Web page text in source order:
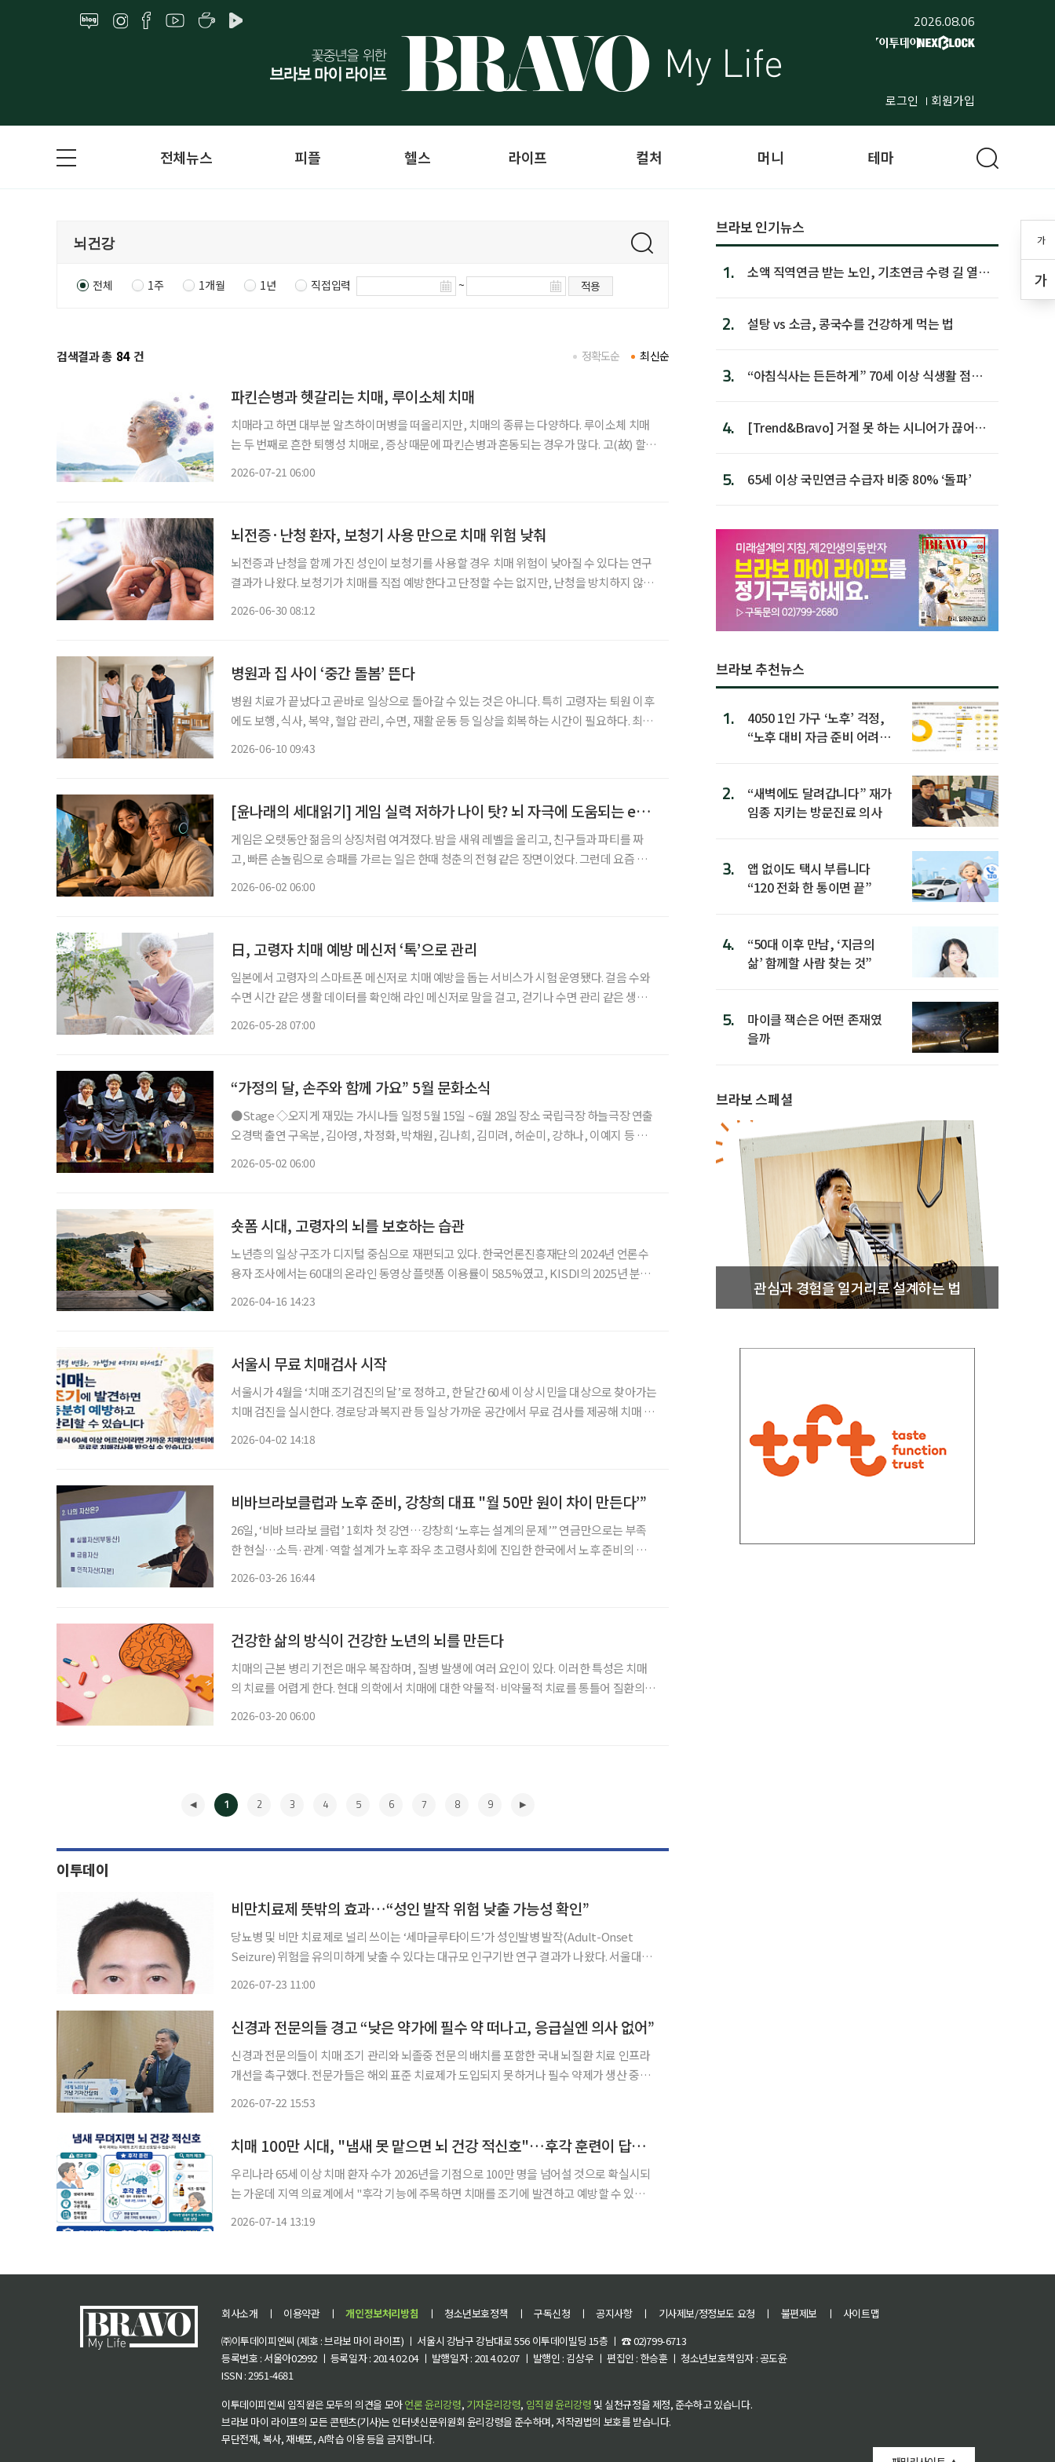
2026.08.06
로그인 회원가입
가
가
전체뉴스 피플 헬스 라이프 컬처 머니 테마
전체 1주 1개월 1년 직접입력 ~ 적용
검색결과 총 84 건 최신순
정확도순
파킨슨병과 헷갈리는 치매, 루이소체 치매
치매라고 하면 대부분 알츠하이머병을 떠올리지만, 치매의 종류는 다양하다. 루이소체 치매
는 두 번째로 흔한 퇴행성 치매로, 증상 때문에 파킨슨병과 혼동되는 경우가 많다. 고(故) 할리
2026-07-21 06:00
뇌전증·난청 환자, 보청기 사용 만으로 치매 위험 낮춰
뇌전증과 난청을 함께 가진 성인이 보청기를 사용할 경우 치매 위험이 낮아질 수 있다는 연구
결과가 나왔다. 보청기가 치매를 직접 예방한다고 단정할 수는 없지만, 난청을 방치하지 않는
2026-06-30 08:12
병원과 집 사이 ‘중간 돌봄’ 뜬다
병원 치료가 끝났다고 곧바로 일상으로 돌아갈 수 있는 것은 아니다. 특히 고령자는 퇴원 이후
에도 보행, 식사, 복약, 혈압 관리, 수면, 재활 운동 등 일상을 회복하는 시간이 필요하다. 최근
2026-06-10 09:43
[윤나래의 세대읽기] 게임 실력 저하가 나이 탓? 뇌 자극에 도움되는 e스포츠
게임은 오랫동안 젊음의 상징처럼 여겨졌다. 밤을 새워 레벨을 올리고, 친구들과 파티를 짜
고, 빠른 손놀림으로 승패를 가르는 일은 한때 청춘의 전형 같은 장면이었다. 그런데 요즘 게
2026-06-02 06:00
日, 고령자 치매 예방 메신저 ‘톡’으로 관리
일본에서 고령자의 스마트폰 메신저로 치매 예방을 돕는 서비스가 시험 운영됐다. 걸음 수와
수면 시간 같은 생활 데이터를 확인해 라인 메신저로 말을 걸고, 걷기나 수면 관리 같은 생활
2026-05-28 07:00
“가정의 달, 손주와 함께 가요” 5월 문화소식
●Stage ◇오지게 재밌는 가시나들 일정 5월 15일 ~ 6월 28일 장소 국립극장 하늘극장 연출
오경택 출연 구옥분, 김아영, 차정화, 박채원, 김나희, 김미려, 허순미, 강하나, 이예지 등 뮤
2026-05-02 06:00
숏폼 시대, 고령자의 뇌를 보호하는 습관
노년층의 일상 구조가 디지털 중심으로 재편되고 있다. 한국언론진흥재단의 2024년 언론수
용자 조사에서는 60대의 온라인 동영상 플랫폼 이용률이 58.5%였고, KISDI의 2025년 분석
2026-04-16 14:23
서울시 무료 치매검사 시작
서울시가 4월을 ‘치매 조기검진의 달’로 정하고, 한 달간 60세 이상 시민을 대상으로 찾아가는
치매 검진을 실시한다. 경로당과 복지관 등 일상 가까운 공간에서 무료 검사를 제공해 치매 예
2026-04-02 14:18
비바브라보클럽과 노후 준비, 강창희 대표 "월 50만 원이 차이 만든다’”
26일, ‘비바 브라보 클럽’ 1회차 첫 강연…강창희 ‘노후는 설계의 문제’” 연금만으로는 부족
한 현실…소득·관계·역할 설계가 노후 좌우 초고령사회에 진입한 한국에서 노후 준비의 기
2026-03-26 16:44
건강한 삶의 방식이 건강한 노년의 뇌를 만든다
치매의 근본 병리 기전은 매우 복잡하며, 질병 발생에 여러 요인이 있다. 이러한 특성은 치매
의 치료를 어렵게 한다. 현대 의학에서 치매에 대한 약물적·비약물적 치료를 통틀어 질환의
2026-03-20 06:00
1 2 3 4 5 6 7 8 9
이투데이
비만치료제 뜻밖의 효과…“성인 발작 위험 낮출 가능성 확인”
당뇨병 및 비만 치료제로 널리 쓰이는 ‘세마글루타이드’가 성인발병 발작(Adult-Onset
Seizure) 위험을 유의미하게 낮출 수 있다는 대규모 인구기반 연구 결과가 나왔다. 서울대병
2026-07-23 11:00
신경과 전문의들 경고 “낮은 약가에 필수 약 떠나고, 응급실엔 의사 없어”
신경과 전문의들이 치매 조기 관리와 뇌졸중 전문의 배치를 포함한 국내 뇌질환 치료 인프라
개선을 촉구했다. 전문가들은 해외 표준 치료제가 도입되지 못하거나 필수 약제가 생산 중단
2026-07-22 15:53
치매 100만 시대, "냄새 못 맡으면 뇌 건강 적신호"…후각 훈련이 답이다
우리나라 65세 이상 치매 환자 수가 2026년을 기점으로 100만 명을 넘어설 것으로 확실시되
는 가운데 지역 의료계에서 "후각 기능에 주목하면 치매를 조기에 발견하고 예방할 수 있
2026-07-14 13:19
브라보 인기뉴스
1.
소액 직역연금 받는 노인, 기초연금 수령 길 열린
2. 설탕 vs 소금, 콩국수를 건강하게 먹는 법
3.
“아침식사는 든든하게” 70세 이상 식생활 점수
4.
[Trend&Bravo] 거절 못 하는 시니어가 끊어야
5. 65세 이상 국민연금 수급자 비중 80% ‘돌파’
브라보 추천뉴스
1.
4050 1인 가구 ‘노후’ 걱정,
“노후 대비 자금 준비 어려
2.
“새벽에도 달려갑니다” 재가
임종 지키는 방문진료 의사
3.
앱 없이도 택시 부릅니다
“120 전화 한 통이면 끝”
4.
“50대 이후 만남, ‘지금의
삶’ 함께할 사람 찾는 것”
5.
마이클 잭슨은 어떤 존재였
을까
브라보 스페셜
관심과 경험을 일거리로 설계하는 법
회사소개 ㅣ 이용약관 ㅣ 개인정보처리방침 ㅣ 청소년보호정책 ㅣ 구독신청 ㅣ 공지사항 ㅣ 기사제보/정정보도 요청 ㅣ 불편제보 ㅣ
사이트맵
㈜이투데이피엔씨 (제호 : 브라보 마이 라이프) ㅣ 서울시 강남구 강남대로 556 이투데이빌딩 15층 ㅣ ☎ 02)799-6713
등록번호 : 서울아02992 ㅣ 등록일자 : 2014.02.04 ㅣ 발행일자 : 2014.02.07 ㅣ 발행인 : 김상우 ㅣ 편집인 : 한승훈 ㅣ 청소년보호책임자 : 공도윤
ISSN : 2951-4681
이투데이피엔씨 임직원은 모두의 의견을 모아언론 윤리강령, 기자윤리강령, 임직원 윤리강령 및 실천규정을 제정, 준수하고 있습니다.
브라보 마이 라이프의 모든 콘텐츠(기사)는 인터넷신문위원회 윤리강령을 준수하며, 저작권법의 보호를 받습니다.
무단전재, 복사, 재배포, AI학습 이용 등을 금지합니다.